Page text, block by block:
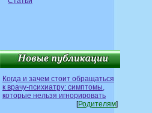
Когда и зачем стоит обращаться
к врачу-психиатру: симптомы,
которые нельзя игнорировать
[Родителям]